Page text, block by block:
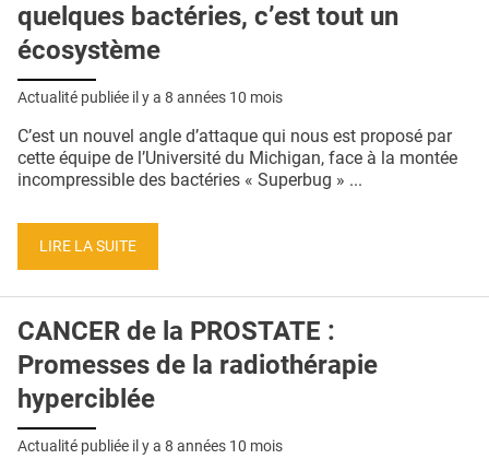
quelques bactéries, c’est tout un
écosystème
Actualité publiée il y a 8 années 10 mois
C’est un nouvel angle d’attaque qui nous est proposé par
cette équipe de l’Université du Michigan, face à la montée
incompressible des bactéries « Superbug » ...
LIRE LA SUITE
CANCER de la PROSTATE :
Promesses de la radiothérapie
hyperciblée
Actualité publiée il y a 8 années 10 mois